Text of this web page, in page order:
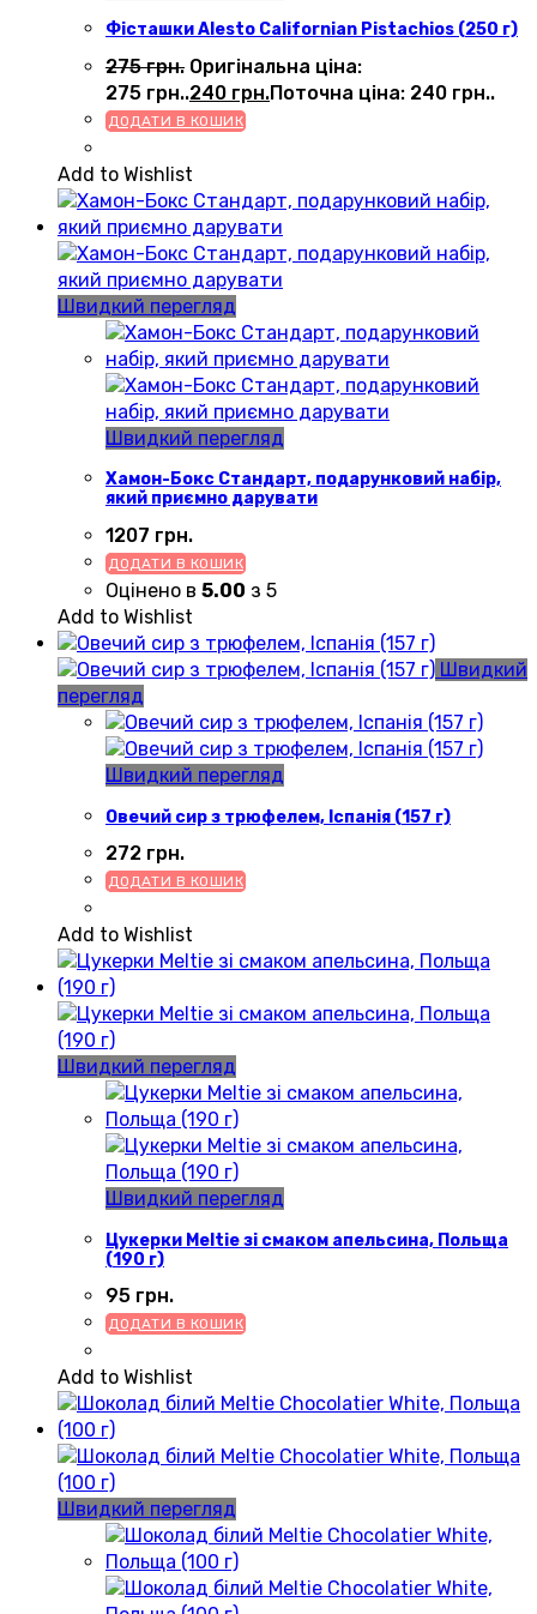
Фісташки Alesto Californian Pistachios (250 г)
275грн. Оригінальна ціна:
275 грн..240 грн.Поточна ціна: 240 грн..
ДОДАТИ В КОШИК
Add to Wishlist
Швидкий перегляд
Швидкий перегляд
Хамон-Бокс Стандарт, подарунковий набір,
який приємно дарувати
1207 грн.
ДОДАТИ В КОШИК
Оцінено в 5.00 з 5
Add to Wishlist
Швидкий
перегляд
Швидкий перегляд
Овечий сир з трюфелем, Іспанія (157 г)
272 грн.
ДОДАТИ В КОШИК
Add to Wishlist
Швидкий перегляд
Швидкий перегляд
Цукерки Meltie зі смаком апельсина, Польща
(190 г)
95 грн.
ДОДАТИ В КОШИК
Add to Wishlist
Швидкий перегляд